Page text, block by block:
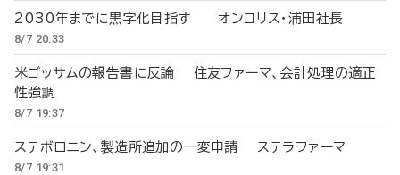
2030年までに黒字化目指す オンコリス・浦田社長
8/7 20:33
米ゴッサムの報告書に反論 住友ファーマ、会計処理の適正
性強調
8/7 19:37
ステボロニン、製造所追加の一変申請 ステラファーマ
8/7 19:31